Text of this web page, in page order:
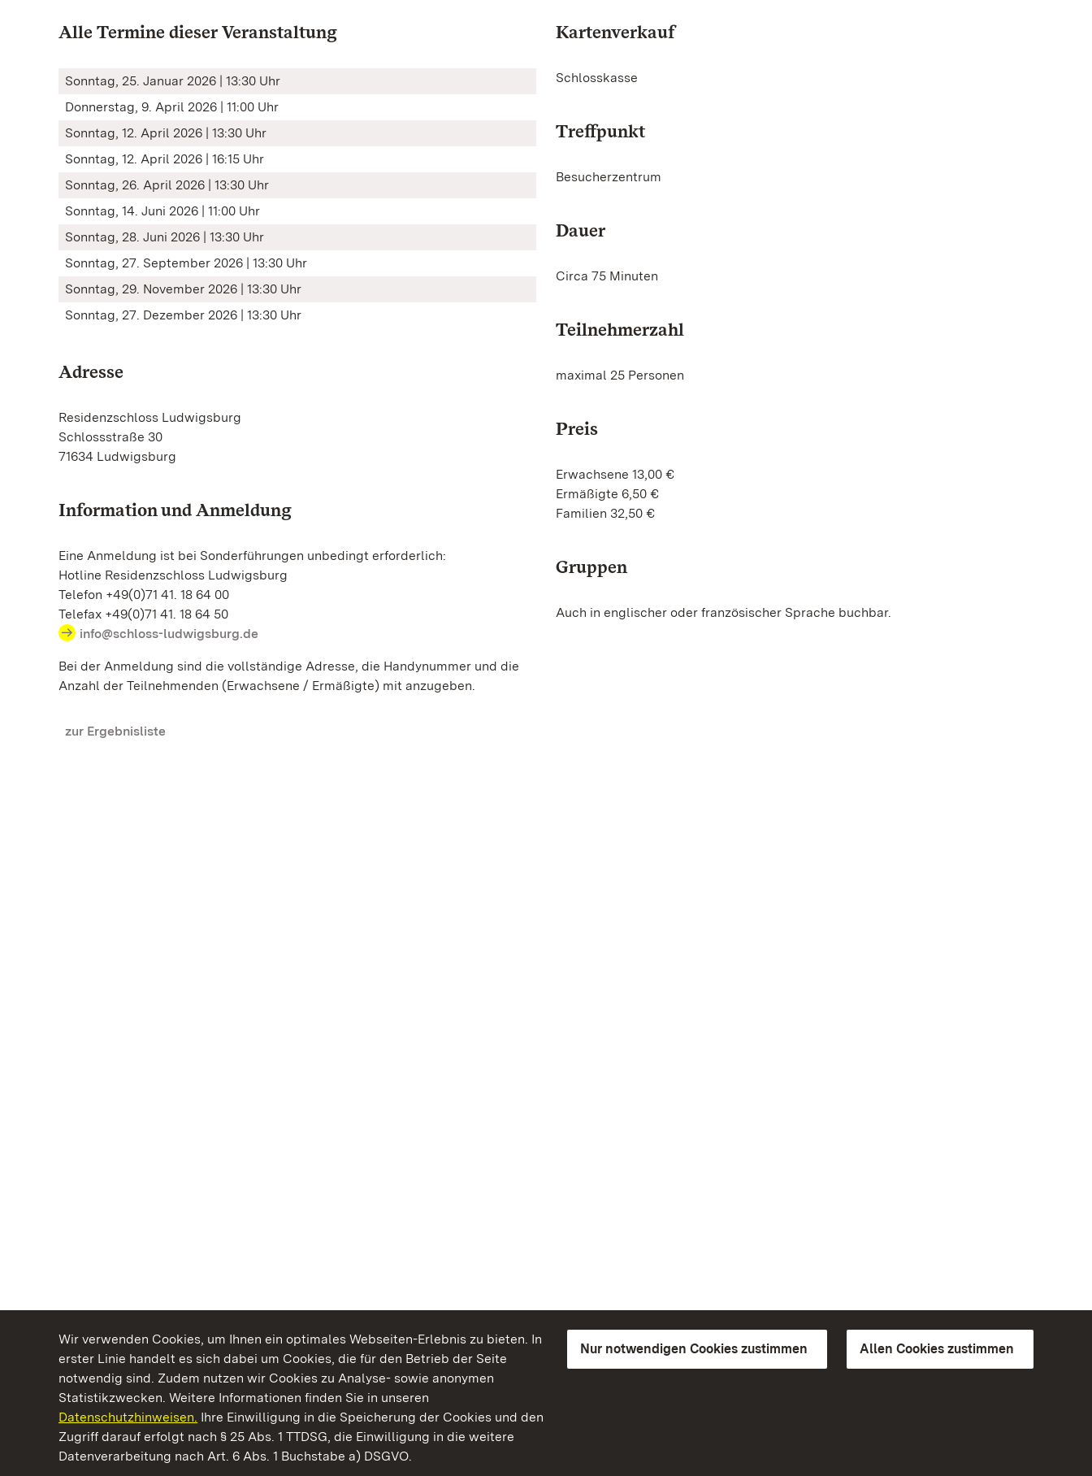
Wir verwenden Cookies, um Ihnen ein optimales Webseiten-Erlebnis zu bieten. In
erster Linie handelt es sich dabei um Cookies, die für den Betrieb der Seite
notwendig sind. Zudem nutzen wir Cookies zu Analyse- sowie anonymen
Statistikzwecken. Weitere Informationen finden Sie in unseren
Datenschutzhinweisen. Ihre Einwilligung in die Speicherung der Cookies und den
Zugriff darauf erfolgt nach § 25 Abs. 1 TTDSG, die Einwilligung in die weitere
Datenverarbeitung nach Art. 6 Abs. 1 Buchstabe a) DSGVO.
Nur notwendigen Cookies zustimmen Allen Cookies zustimmen
Alle Termine dieser Veranstaltung
Sonntag, 25. Januar 2026 | 13:30 Uhr
Donnerstag, 9. April 2026 | 11:00 Uhr
Sonntag, 12. April 2026 | 13:30 Uhr
Sonntag, 12. April 2026 | 16:15 Uhr
Sonntag, 26. April 2026 | 13:30 Uhr
Sonntag, 14. Juni 2026 | 11:00 Uhr
Sonntag, 28. Juni 2026 | 13:30 Uhr
Sonntag, 27. September 2026 | 13:30 Uhr
Sonntag, 29. November 2026 | 13:30 Uhr
Sonntag, 27. Dezember 2026 | 13:30 Uhr
Adresse
Residenzschloss Ludwigsburg
Schlossstraße 30
71634 Ludwigsburg
Information und Anmeldung
Eine Anmeldung ist bei Sonderführungen unbedingt erforderlich:
Hotline Residenzschloss Ludwigsburg
Telefon +49(0)71 41. 18 64 00
Telefax +49(0)71 41. 18 64 50
info@schloss-ludwigsburg.de
Bei der Anmeldung sind die vollständige Adresse, die Handynummer und die
Anzahl der Teilnehmenden (Erwachsene / Ermäßigte) mit anzugeben.
Kartenverkauf
Schlosskasse
Treffpunkt
Besucherzentrum
Dauer
Circa 75 Minuten
Teilnehmerzahl
maximal 25 Personen
Preis
Erwachsene 13,00 €
Ermäßigte 6,50 €
Familien 32,50 €
Gruppen
Auch in englischer oder französischer Sprache buchbar.
zur Ergebnisliste
Kommen. Staunen. Genießen.